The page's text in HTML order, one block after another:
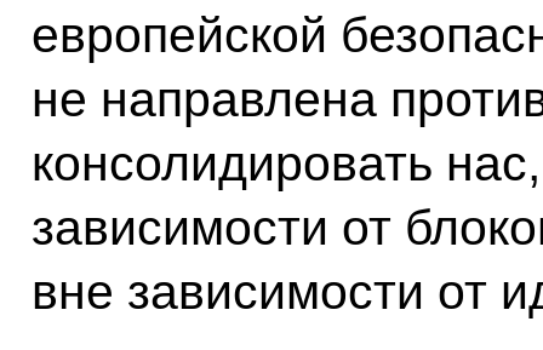
европейской
не направлена
консолидировать
зависимости от
вне зависимости от